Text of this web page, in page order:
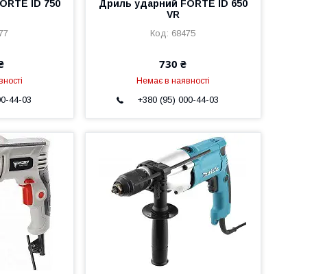
ID 750
44-03
Дриль ударний FORTE ID 650
VR
68475
730 ₴
Немає в наявності
+380 (95) 000-44-03